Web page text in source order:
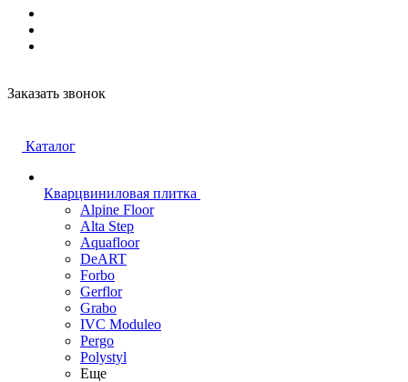
Заказать звонок
Каталог
Кварцвиниловая плитка
Alpine Floor
Alta Step
Aquafloor
DeART
Forbo
Gerflor
Grabo
IVC Moduleo
Pergo
Polystyl
Еще